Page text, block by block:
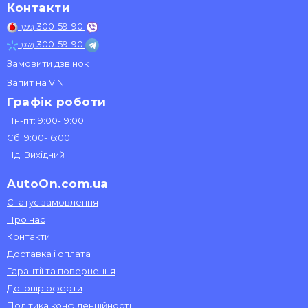
Контакти
(099) 300-59-90
(067) 300-59-90
Замовити дзвінок
Запит на VIN
Графік роботи
Пн-пт: 9:00-19:00
Сб: 9:00-16:00
Нд: Вихідний
AutoOn.com.ua
Статус замовлення
Про нас
Контакти
Доставка і оплата
Гарантії та повернення
Договір оферти
Політика конфіденційності